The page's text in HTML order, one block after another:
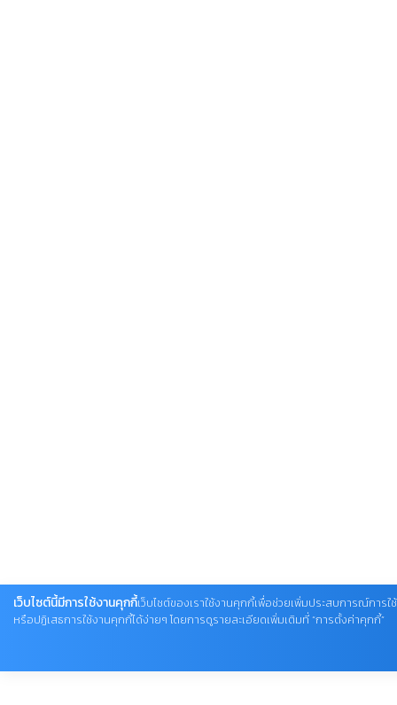
เว็บไซต์นี้มีการใช้งานคุกกี้เว็บไซต์ของเราใช้งานคุกกี้เพื่อช่วยเพิ่มประสบการณ์กา
หรือปฏิเสธการใช้งานคุกกี้ได้ง่ายๆ โดยการดูรายละเอียดเพิ่มเติมที่ “การตั้งค่าคุกกี้”